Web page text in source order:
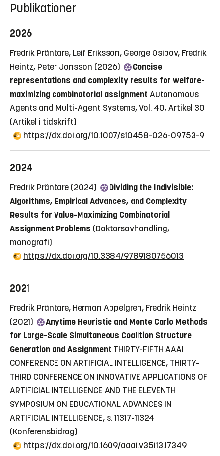
Publikationer
2026
Fredrik Präntare, Leif Eriksson, George Osipov, Fredrik
Heintz, Peter Jonsson (2026)
Concise
representations and complexity results for welfare-
maximizing combinatorial assignment Autonomous
Agents and Multi-Agent Systems, Vol. 40, Artikel 30
(Artikel i tidskrift)
https://dx.doi.org/10.1007/s10458-026-09753-9
2024
Fredrik Präntare (2024)
Dividing the Indivisible:
Algorithms, Empirical Advances, and Complexity
Results for Value-Maximizing Combinatorial
Assignment Problems (Doktorsavhandling,
monografi)
https://dx.doi.org/10.3384/9789180756013
2021
Fredrik Präntare, Herman Appelgren, Fredrik Heintz
(2021)
Anytime Heuristic and Monte Carlo Methods
for Large-Scale Simultaneous Coalition Structure
Generation and Assignment THIRTY-FIFTH AAAI
CONFERENCE ON ARTIFICIAL INTELLIGENCE, THIRTY-
THIRD CONFERENCE ON INNOVATIVE APPLICATIONS OF
ARTIFICIAL INTELLIGENCE AND THE ELEVENTH
SYMPOSIUM ON EDUCATIONAL ADVANCES IN
ARTIFICIAL INTELLIGENCE, s. 11317-11324
(Konferensbidrag)
https://dx.doi.org/10.1609/aaai.v35i13.17349